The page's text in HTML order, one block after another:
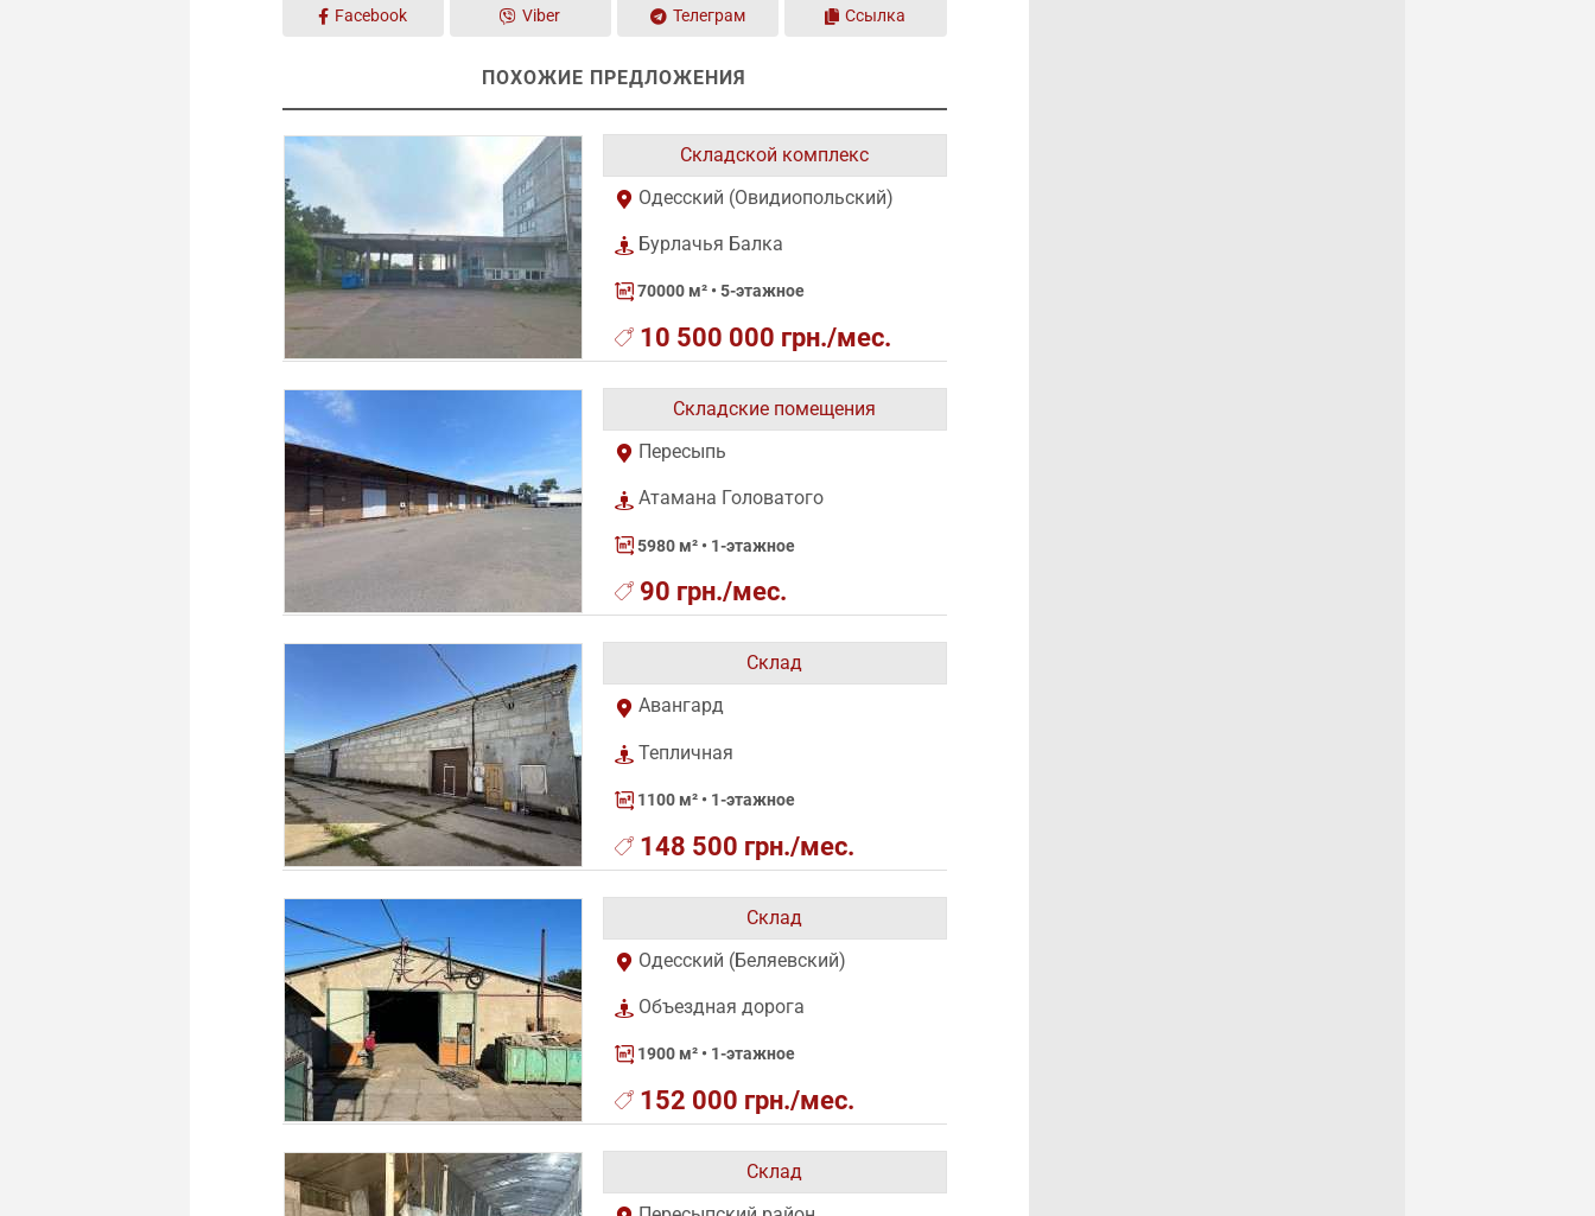
Facebook Viber Телеграм Ссылка
ПОХОЖИЕ ПРЕДЛОЖЕНИЯ
Складской комплекс
Одесский (Овидиопольский)
Бурлачья Балка
70000 м²• 5-этажное
10 500 000 грн./мес.
Складские помещения
Пересыпь
Атамана Головатого
5980 м²• 1-этажное
90 грн./мес.
Склад
Авангард
Тепличная
1100 м²• 1-этажное
148 500 грн./мес.
Склад
Одесский (Беляевский)
Объездная дорога
1900 м²• 1-этажное
152 000 грн./мес.
Склад